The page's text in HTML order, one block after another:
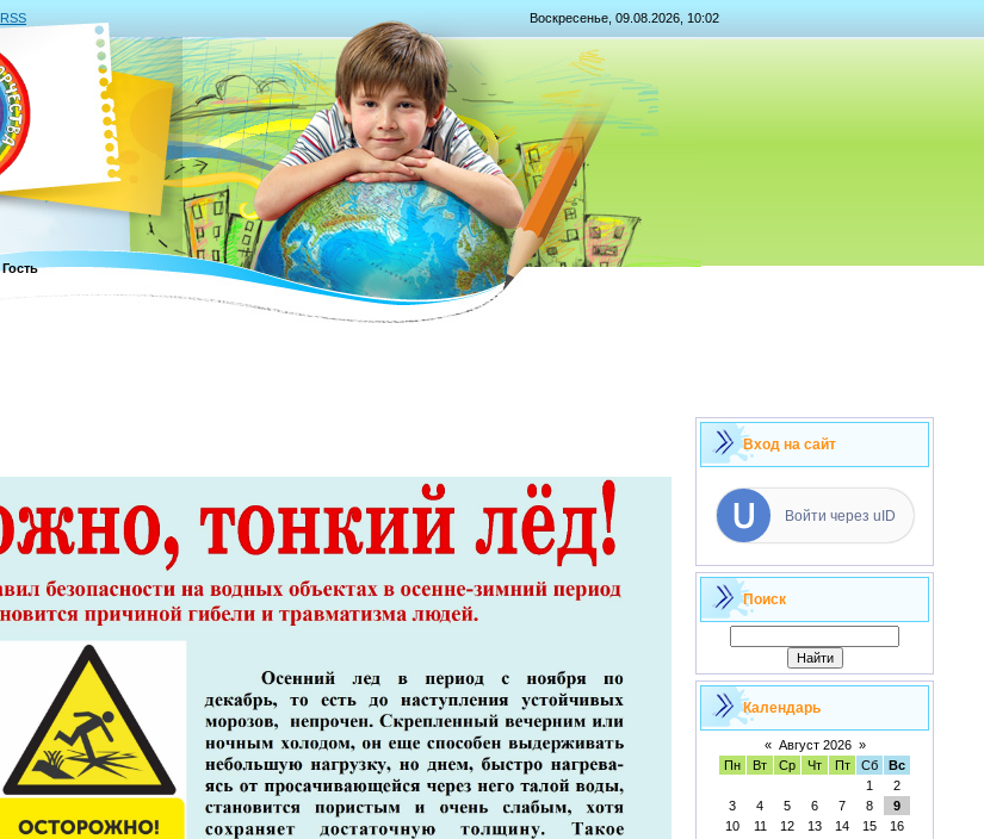
RSS Воскресенье, 09.08.2026, 10:02
Гость
Вход на сайт
Войти через uID
Поиск
Календарь
« Август 2026 »
Пн
Вт Ср Чт Пт Сб
Вс
1
2
3
4 5 6 7 8
9
10
11 12 13 14 15
16